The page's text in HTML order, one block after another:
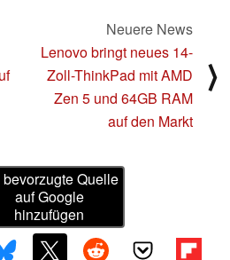
Neuere News
Lenovo bringt neues 14-
Zoll-ThinkPad mit AMD
Zen 5 und 64GB RAM
auf den Markt
⟩
Quelle
auf Google
hinzufügen